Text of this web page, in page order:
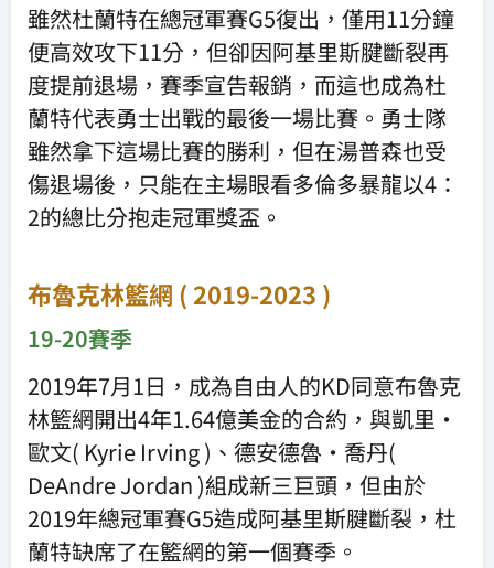
雖然杜蘭特在總冠軍賽G5復出，僅用11分鐘
便高效攻下11分，但卻因阿基里斯腱斷裂再
度提前退場，賽季宣告報銷，而這也成為杜
蘭特代表勇士出戰的最後一場比賽。勇士隊
雖然拿下這場比賽的勝利，但在湯普森也受
傷退場後，只能在主場眼看多倫多暴龍以4：
2的總比分抱走冠軍獎盃。
布魯克林籃網 ( 2019-2023 )
19-20賽季
2019年7月1日，成為自由人的KD同意布魯克
林籃網開出4年1.64億美金的合約，與凱里·
歐文( Kyrie Irving )、德安德魯·喬丹(
DeAndre Jordan )組成新三巨頭，但由於
2019年總冠軍賽G5造成阿基里斯腱斷裂，杜
蘭特缺席了在籃網的第一個賽季。